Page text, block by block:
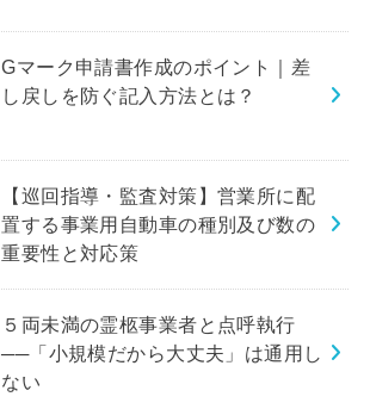
Gマーク申請書作成のポイント｜差
し戻しを防ぐ記入方法とは？
【巡回指導・監査対策】営業所に配
置する事業用自動車の種別及び数の
重要性と対応策
５両未満の霊柩事業者と点呼執行
──「小規模だから大丈夫」は通用し
ない